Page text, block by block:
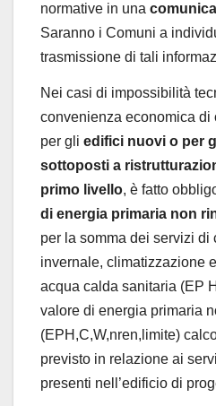
normative in una
Saranno i Comuni a
trasmissione di tali
Nei casi di impossibilità
convenienza economica di
per gli edifici nuovi o per
sottoposti a
primo livello, è fatto
di energia primaria non
per la somma dei servizi di
invernale, climatizzazione
acqua calda sanitaria (EP
valore di energia primaria
(EPH,C,W,nren,limite)
previsto in relazione ai
presenti nell’edificio di